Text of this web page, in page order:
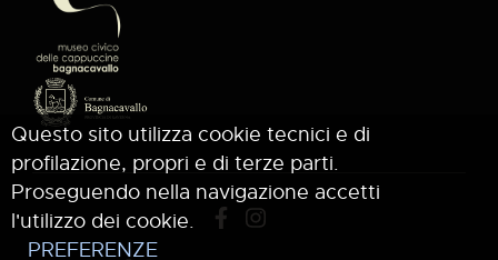
Questo sito utilizza cookie tecnici e di
profilazione, propri e di terze parti.
Proseguendo nella navigazione accetti
l'utilizzo dei cookie.
PREFERENZE